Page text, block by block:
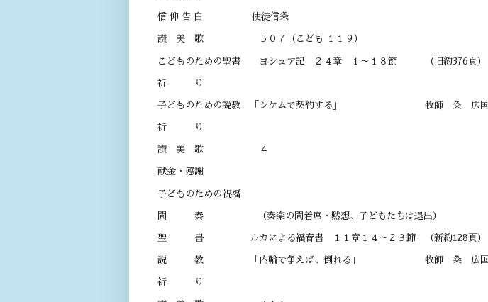
信 仰 告 白 使徒信条
讃 美 歌 ５０７（こども １１９）
こどものための聖書 ヨシュア記 ２４章 １～１８節 （旧約376頁）
祈 り
子どものための説教 「シケムで契約する」 牧師 粂 広国
祈 り
讃 美 歌 ４
献金・感謝
子どものための祝福
間 奏 （奏楽の間着席・黙想、子どもたちは退出）
聖 書 ルカによる福音書 １１章１４～２３節 （新約128頁）
説 教 「内輪で争えば、倒れる」 牧師 粂 広国
祈 り